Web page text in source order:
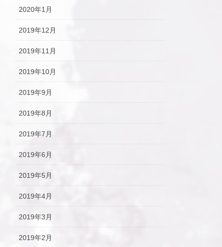
2020年1月
2019年12月
2019年11月
2019年10月
2019年9月
2019年8月
2019年7月
2019年6月
2019年5月
2019年4月
2019年3月
2019年2月